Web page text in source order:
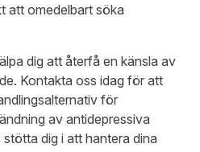
att omedelbart söka
dig att återfå en känsla av
Kontakta oss idag för att
för
av antidepressiva
dig i att hantera dina